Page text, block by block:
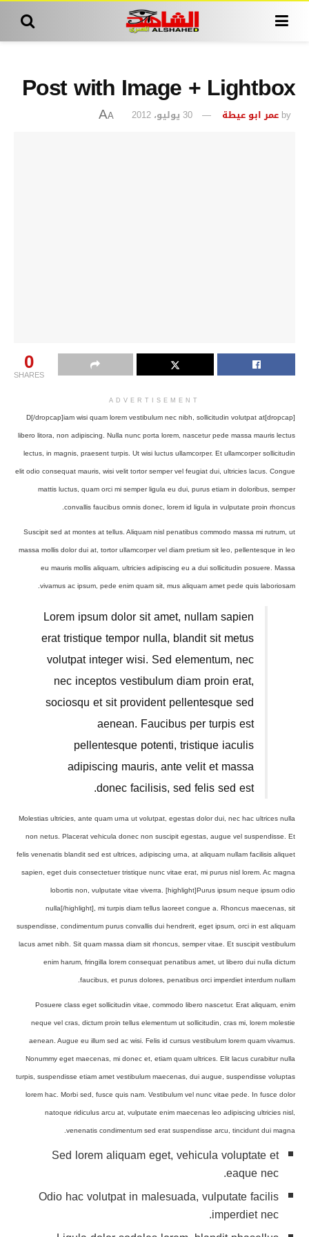
Post with Image + Lightbox
by عمر ابو عيطة 30 يوليو، 2012 A
A
0
SHARES
ADVERTISEMENT
[dropcap]D[/dropcap]iam wisi quam lorem vestibulum nec nibh, sollicitudin volutpat at
libero litora, non adipiscing. Nulla nunc porta lorem, nascetur pede massa mauris lectus
lectus, in magnis, praesent turpis. Ut wisi luctus ullamcorper. Et ullamcorper sollicitudin
elit odio consequat mauris, wisi velit tortor semper vel feugiat dui, ultricies lacus. Congue
mattis luctus, quam orci mi semper ligula eu dui, purus etiam in doloribus, semper
convallis faucibus omnis donec, lorem id ligula in vulputate proin rhoncus.
Suscipit sed at montes at tellus. Aliquam nisl penatibus commodo massa mi rutrum, ut
massa mollis dolor dui at, tortor ullamcorper vel diam pretium sit leo, pellentesque in leo
eu mauris mollis aliquam, ultricies adipiscing eu a dui sollicitudin posuere. Massa
vivamus ac ipsum, pede enim quam sit, mus aliquam amet pede quis laboriosam.
Lorem ipsum dolor sit amet, nullam sapien
erat tristique tempor nulla, blandit sit metus
volutpat integer wisi. Sed elementum, nec
nec inceptos vestibulum diam proin erat,
sociosqu et sit provident pellentesque sed
aenean. Faucibus per turpis est
pellentesque potenti, tristique iaculis
adipiscing mauris, ante velit et massa
donec facilisis, sed felis sed est.
Molestias ultricies, ante quam urna ut volutpat, egestas dolor dui, nec hac ultrices nulla
non netus. Placerat vehicula donec non suscipit egestas, augue vel suspendisse. Et
felis venenatis blandit sed est ultrices, adipiscing urna, at aliquam nullam facilisis aliquet
sapien, eget duis consectetuer tristique nunc vitae erat, mi purus nisl lorem. Ac magna
lobortis non, vulputate vitae viverra. [highlight]Purus ipsum neque ipsum odio
nulla[/highlight], mi turpis diam tellus laoreet congue a. Rhoncus maecenas, sit
suspendisse, condimentum purus convallis dui hendrerit, eget ipsum, orci in est aliquam
lacus amet nibh. Sit quam massa diam sit rhoncus, semper vitae. Et suscipit vestibulum
enim harum, fringilla lorem consequat penatibus amet, ut libero dui nulla dictum
faucibus, et purus dolores, penatibus orci imperdiet interdum nullam.
Posuere class eget sollicitudin vitae, commodo libero nascetur. Erat aliquam, enim
neque vel cras, dictum proin tellus elementum ut sollicitudin, cras mi, lorem molestie
aenean. Augue eu illum sed ac wisi. Felis id cursus vestibulum lorem quam vivamus.
Nonummy eget maecenas, mi donec et, etiam quam ultrices. Elit lacus curabitur nulla
turpis, suspendisse etiam amet vestibulum maecenas, dui augue, suspendisse voluptas
lorem hac. Morbi sed, fusce quis nam. Vestibulum vel nunc vitae pede. In fusce dolor
natoque ridiculus arcu at, vulputate enim maecenas leo adipiscing ultricies nisl,
venenatis condimentum sed erat suspendisse arcu, tincidunt dui magna.
Sed lorem aliquam eget, vehicula voluptate et
eaque nec.
Odio hac volutpat in malesuada, vulputate facilis
imperdiet nec.